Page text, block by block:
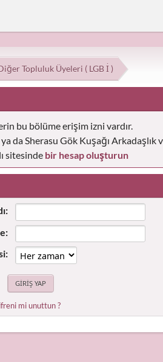
Topluluk Üyeleri ( LGB İ )
bu bölüme erişim izni vardır.
da Sherasu Gök Kuşağı Arkadaşlık
sitesinde bir hesap oluşturun
mi unuttun ?